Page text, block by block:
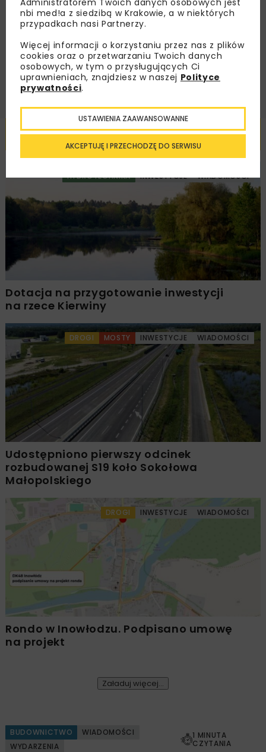
Zapoznałam/em się zPolityką Prywatnościi
Regulaminem oraz wyrażam zgodę na otrzymywanie na
podany przeze mnie adres e-mail korespondencji
handlowej w postaci newslettera.
ZAPISZ MNIE
Powiązane artykuły
HYDROTECHNIKA INWESTYCJE WIADOMOŚCI
Dotacja na przygotowanie inwestycji
na rzece Kierwiny
DROGI MOSTY INWESTYCJE WIADOMOŚCI
Udostępniono pierwszy odcinek
rozbudowanej S19 koło Sokołowa
Małopolskiego
DROGI INWESTYCJE WIADOMOŚCI
Rondo w Inowłodzu. Podpisano umowę
na projekt
Załaduj więcej...
BUDOWNICTWO
WIADOMOŚCI
WYDARZENIA
1 MINUTA
CZYTANIA
nbi med!a z siedzibą w Krakowie, a w niektórych
przypadkach nasi Partnerzy.
Więcej informacji o korzystaniu przez nas z plików
cookies oraz o przetwarzaniu Twoich danych
osobowych, w tym o przysługujących Ci
uprawnieniach, znajdziesz w naszej Polityce
prywatności.
AKCEPTUJĘ I PRZECHODZĘ DO SERWISU
USTAWIENIA ZAAWANSOWANNE